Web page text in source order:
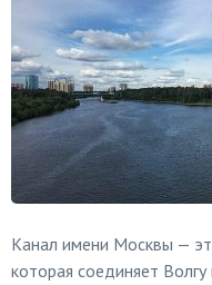
Канал имени Москвы —
которая соединяет